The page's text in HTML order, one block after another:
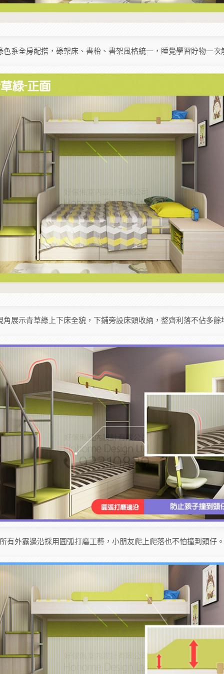
色系全房配搭，碌架床、書枱、書架風格統一，睡覺學習貯物一次
角展示青草綠上下床全貌，下鋪旁設床頭收納，整齊利落不佔多餘
所有外露邊沿採用圓弧打磨工藝，小朋友爬上爬落也不怕撞到頭仔。